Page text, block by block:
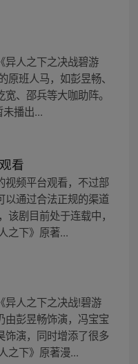
异人之下之决战碧游
班人马，如彭昱畅、
、邵兵等大咖助阵。
播出...
看
视频平台观看，不过部
以通过合法正规的渠道
剧目前处于连载中，
之下》原著...
异人之下之决战!碧游
由彭昱畅饰演，冯宝宝
饰演，同时增添了很多
之下》原著漫...